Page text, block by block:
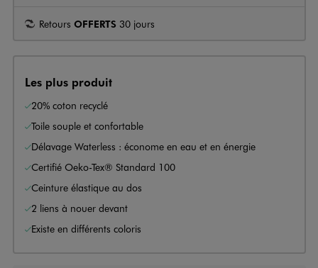
Retours OFFERTS 30 jours
Les plus produit
20% coton recyclé
Toile souple et confortable
Délavage Waterless : économe en eau et en énergie
Certifié Oeko-Tex® Standard 100
Ceinture élastique au dos
2 liens à nouer devant
Existe en différents coloris